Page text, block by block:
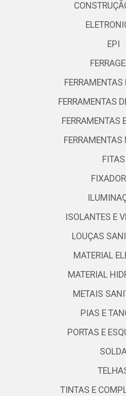
EPI
FERRAMENTAS
FERRAMENTAS
FERRAMENTAS
FITAS
ISOLANTES E
LOUÇAS
MATERIAL
MATERIAL
METAIS
PIAS E
PORTAS E
TINTAS E